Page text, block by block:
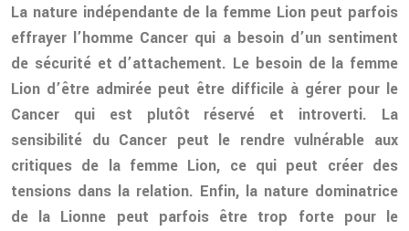
La nature indépendante de la femme Lion peut parfois
effrayer l’homme Cancer qui a besoin d’un sentiment
de sécurité et d’attachement. Le besoin de la femme
Lion d’être admirée peut être difficile à gérer pour le
Cancer qui est plutôt réservé et introverti. La
sensibilité du Cancer peut le rendre vulnérable aux
critiques de la femme Lion, ce qui peut créer des
tensions dans la relation. Enfin, la nature dominatrice
de la Lionne peut parfois être trop forte pour le